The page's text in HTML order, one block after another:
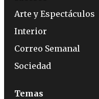
Arte y Espectáculos
Interior
Correo Semanal
Sociedad
Temas